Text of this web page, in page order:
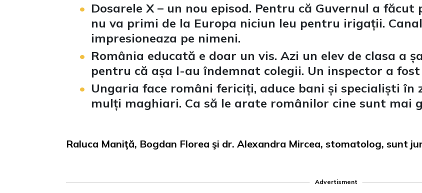
Dosarele X – un nou episod. Pentru că Guvernul a făcut
nu va primi de la Europa niciun leu pentru irigații.
impresioneaza pe nimeni.
România educată e doar un vis. Azi un elev de clasa a
pentru că așa l-au îndemnat colegii. Un inspector a fost
Ungaria face români fericiți, aduce bani și specialiști în
mulți maghiari. Ca să le arate românilor cine sunt mai
Raluca Maniţă, Bogdan Florea şi dr. Alexandra Mircea, stomatolog, sunt
Advertisment